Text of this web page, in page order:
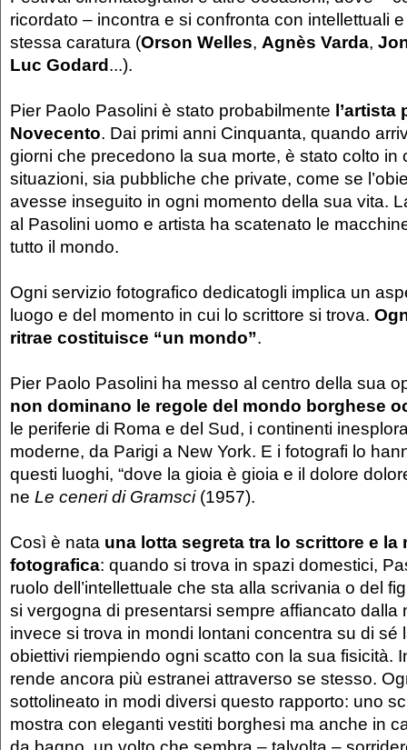
ricordato – incontra e si confronta con intellettuali
stessa caratura (Orson Welles, Agnès Varda,
Luc Godard...).
Pier Paolo Pasolini è stato probabilmente l’artista
Novecento. Dai primi anni Cinquanta, quando
giorni che precedono la sua morte, è stato colto in
situazioni, sia pubbliche che private, come se
avesse inseguito in ogni momento della sua vita.
al Pasolini uomo e artista ha scatenato le
tutto il mondo.
Ogni servizio fotografico dedicatogli implica un
luogo e del momento in cui lo scrittore si trova.
ritrae costituisce “un mondo”.
Pier Paolo Pasolini ha messo al centro della sua
non dominano le regole del mondo borghese
le periferie di Roma e del Sud, i continenti
moderne, da Parigi a New York. E i fotografi lo
questi luoghi, “dove la gioia è gioia e il dolore
ne Le ceneri di Gramsci (1957).
Così è nata una lotta segreta tra lo scrittore e la
fotografica: quando si trova in spazi domestici,
ruolo dell’intellettuale che sta alla scrivania o del
si vergogna di presentarsi sempre affiancato dalla
invece si trova in mondi lontani concentra su di sé
obiettivi riempiendo ogni scatto con la sua fisicità.
rende ancora più estranei attraverso se stesso.
sottolineato in modi diversi questo rapporto: uno
mostra con eleganti vestiti borghesi ma anche in